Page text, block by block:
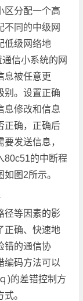
区分配一个高
不同的中级网
低级网络地
信小系统的网
息被任意更
别。设置正确
息修改和信息
正确，正确后
发送信息，
80c51的中断程
图2所示。
等因素的影
正确、快速地
错的通信协
编码方法可以
)的差错控制方
。